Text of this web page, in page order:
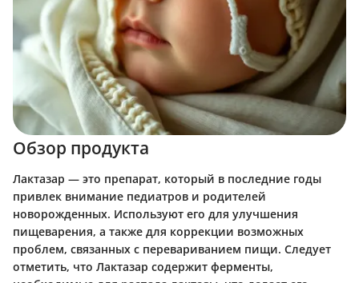
Обзор продукта
Лактазар — это препарат, который в последние годы
привлек внимание педиатров и родителей
новорожденных. Используют его для улучшения
пищеварения, а также для коррекции возможных
проблем, связанных с перевариванием пищи. Следует
отметить, что Лактазар содержит ферменты,